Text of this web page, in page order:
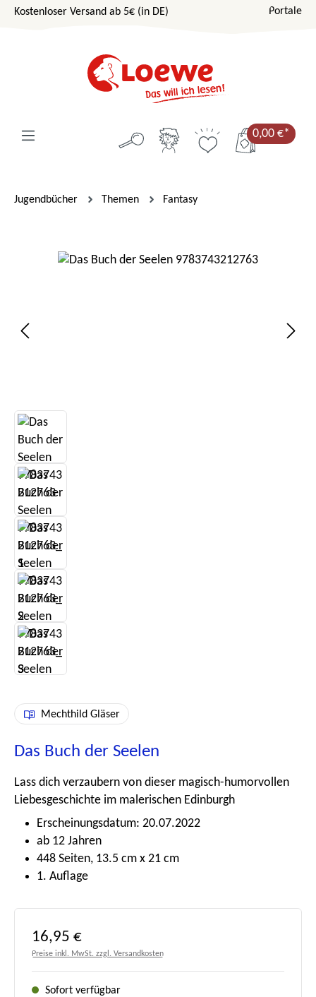
Zum Hauptinhalt springen
Kostenloser Versand ab 5€ (in DE) Portale
0,00 €*
Jugendbücher Themen Fantasy
Bildergalerie überspringen
Mechthild Gläser
Das Buch der Seelen
Lass dich verzaubern von dieser magisch-humorvollen
Liebesgeschichte im malerischen Edinburgh
Erscheinungsdatum: 20.07.2022
ab 12 Jahren
448 Seiten, 13.5 cm x 21 cm
1. Auflage
Regulärer Preis:
16,95 €
Preise inkl. MwSt. zzgl. Versandkosten
Sofort verfügbar